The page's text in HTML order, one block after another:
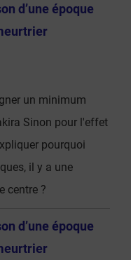
d’une époque
un minimum
Sinon pour l'effet
pourquoi
il y a une
centre ?
d’une époque